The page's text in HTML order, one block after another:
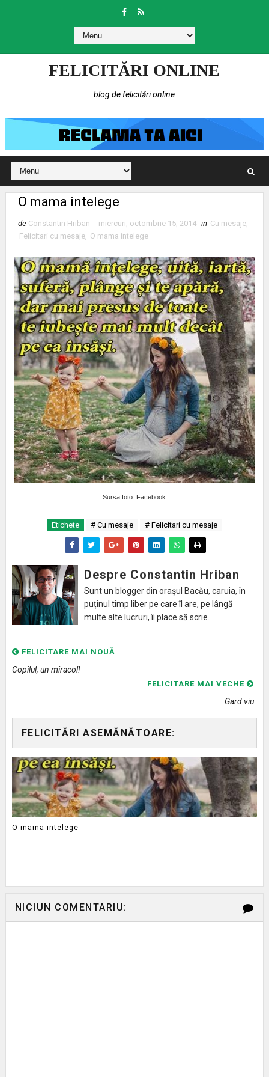
FELICITĂRI ONLINE
blog de felicitări online
O mama intelege
de Constantin Hriban - miercuri, octombrie 15, 2014 in Cu mesaje,
Felicitari cu mesaje, O mama intelege
Sursa foto: Facebook
Etichete # Cu mesaje # Felicitari cu mesaje
Despre Constantin Hriban
Sunt un blogger din orașul Bacău, caruia, în
puținul timp liber pe care îl are, pe lângă
multe alte lucruri, îi place să scrie.
FELICITARE MAI NOUĂ
Copilul, un miracol!
FELICITARE MAI VECHE
Gard viu
FELICITĂRI ASEMĂNĂTOARE:
O mama intelege
NICIUN COMENTARIU: